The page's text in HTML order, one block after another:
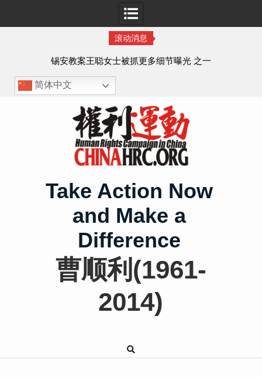
滚动消息
锡安教案王聪女士被抓更多细节曝光 之一
简体中文
Take Action Now
and Make a
Difference
曹顺利(1961-
2014)